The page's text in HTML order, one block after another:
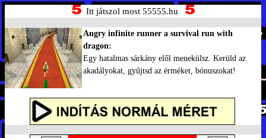
Itt játszol most 55555.hu
Angry infinite runner a survival run with
dragon:
Egy hatalmas sárkány elől menekülsz. Kerüld az
akadályokat, gyűjtsd az érméket, bónuszokat!